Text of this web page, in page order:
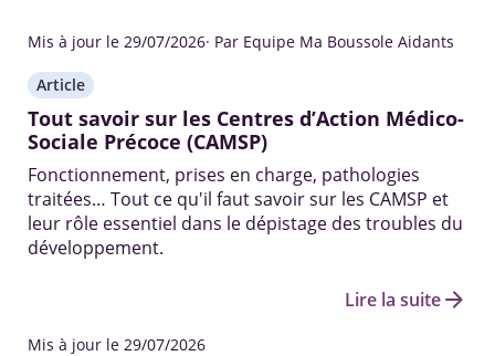
Mis à jour le 29/07/2026· Par Equipe Ma Boussole Aidants
Article
Tout savoir sur les Centres d’Action Médico-
Sociale Précoce (CAMSP)
Fonctionnement, prises en charge, pathologies
traitées… Tout ce qu'il faut savoir sur les CAMSP et
leur rôle essentiel dans le dépistage des troubles du
développement.
Lire la suitearrow_forward
Mis à jour le 29/07/2026